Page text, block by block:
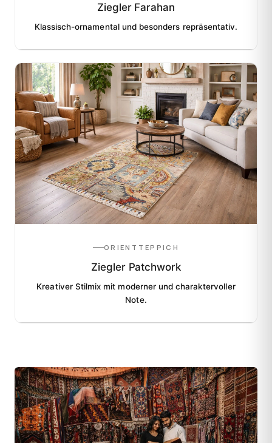
Ziegler Farahan
Klassisch-ornamental und besonders repräsentativ.
ORIENTTEPPICH
Ziegler Patchwork
Kreativer Stilmix mit moderner und charaktervoller
Note.